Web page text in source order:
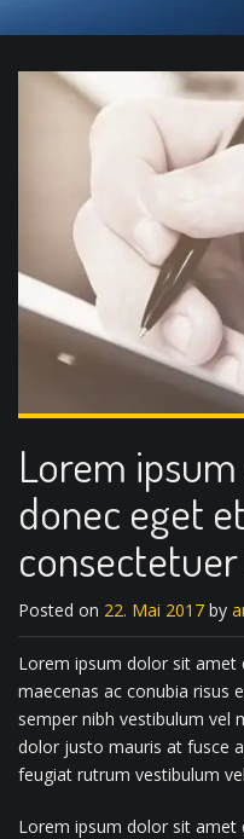
Lorem
donec eget
consectetuer
Posted on 22. Mai 2017 by
Lorem ipsum dolor sit
maecenas ac conubia risus
semper nibh vestibulum vel
dolor justo mauris at fusce
feugiat rutrum vestibulum
Lorem ipsum dolor sit